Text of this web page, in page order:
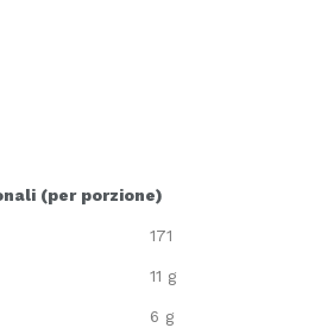
(per porzione)
171
11 g
6 g